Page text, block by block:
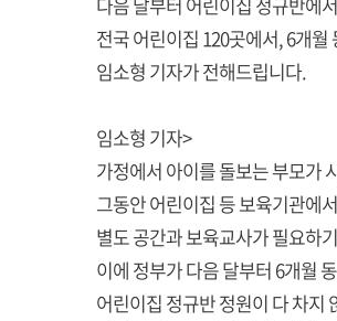
전국 어린이집 120곳에서, 6개
임소형 기자가 전해드립니다.
임소형 기자>
가정에서 아이를 돌보는 부모가
그동안 어린이집 등 보육기관에
별도 공간과 보육교사가 필요하
이에 정부가 다음 달부터 6개월
어린이집 정규반 정원이 다 차지